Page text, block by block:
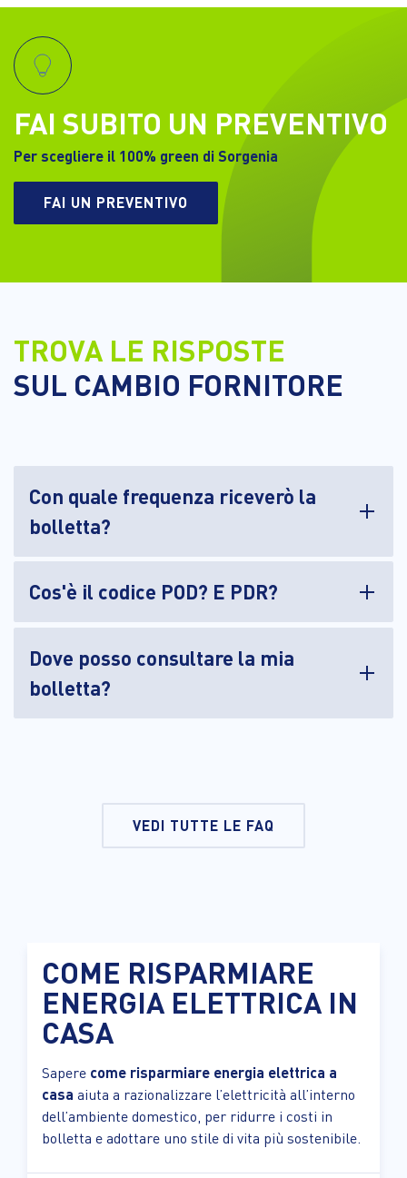
FAI SUBITO UN PREVENTIVO
Per scegliere il 100% green di Sorgenia
FAI UN PREVENTIVO
TROVA LE RISPOSTE
SUL CAMBIO FORNITORE
Con quale frequenza riceverò la
bolletta?
Cos'è il codice POD? E PDR?
Dove posso consultare la mia
bolletta?
VEDI TUTTE LE FAQ
COME RISPARMIARE
ENERGIA ELETTRICA IN
CASA
Sapere come risparmiare energia elettrica a
casa aiuta a razionalizzare l’elettricità all’interno
dell’ambiente domestico, per ridurre i costi in
bolletta e adottare uno stile di vita più sostenibile.